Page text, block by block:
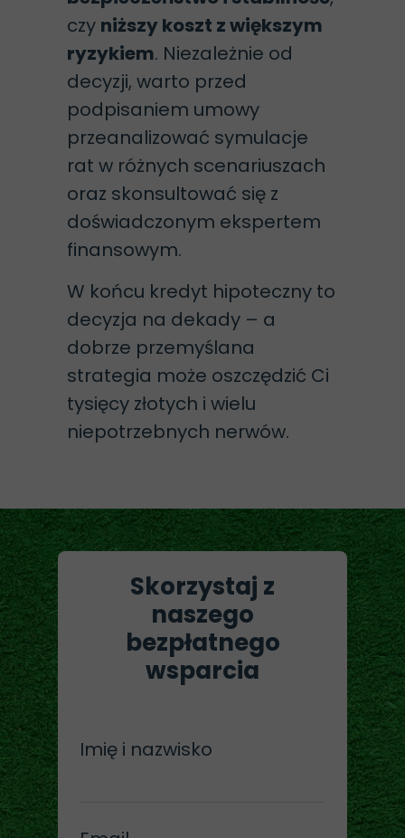
Skorzystaj z
naszego
bezpłatnego
wsparcia
Imię i nazwisko
czy niższy koszt z większym
ryzykiem. Niezależnie od
decyzji, warto przed
podpisaniem umowy
przeanalizować symulacje
rat w różnych scenariuszach
oraz skonsultować się z
doświadczonym ekspertem
finansowym.
W końcu kredyt hipoteczny to
decyzja na dekady – a
dobrze przemyślana
strategia może oszczędzić Ci
tysięcy złotych i wielu
niepotrzebnych nerwów.